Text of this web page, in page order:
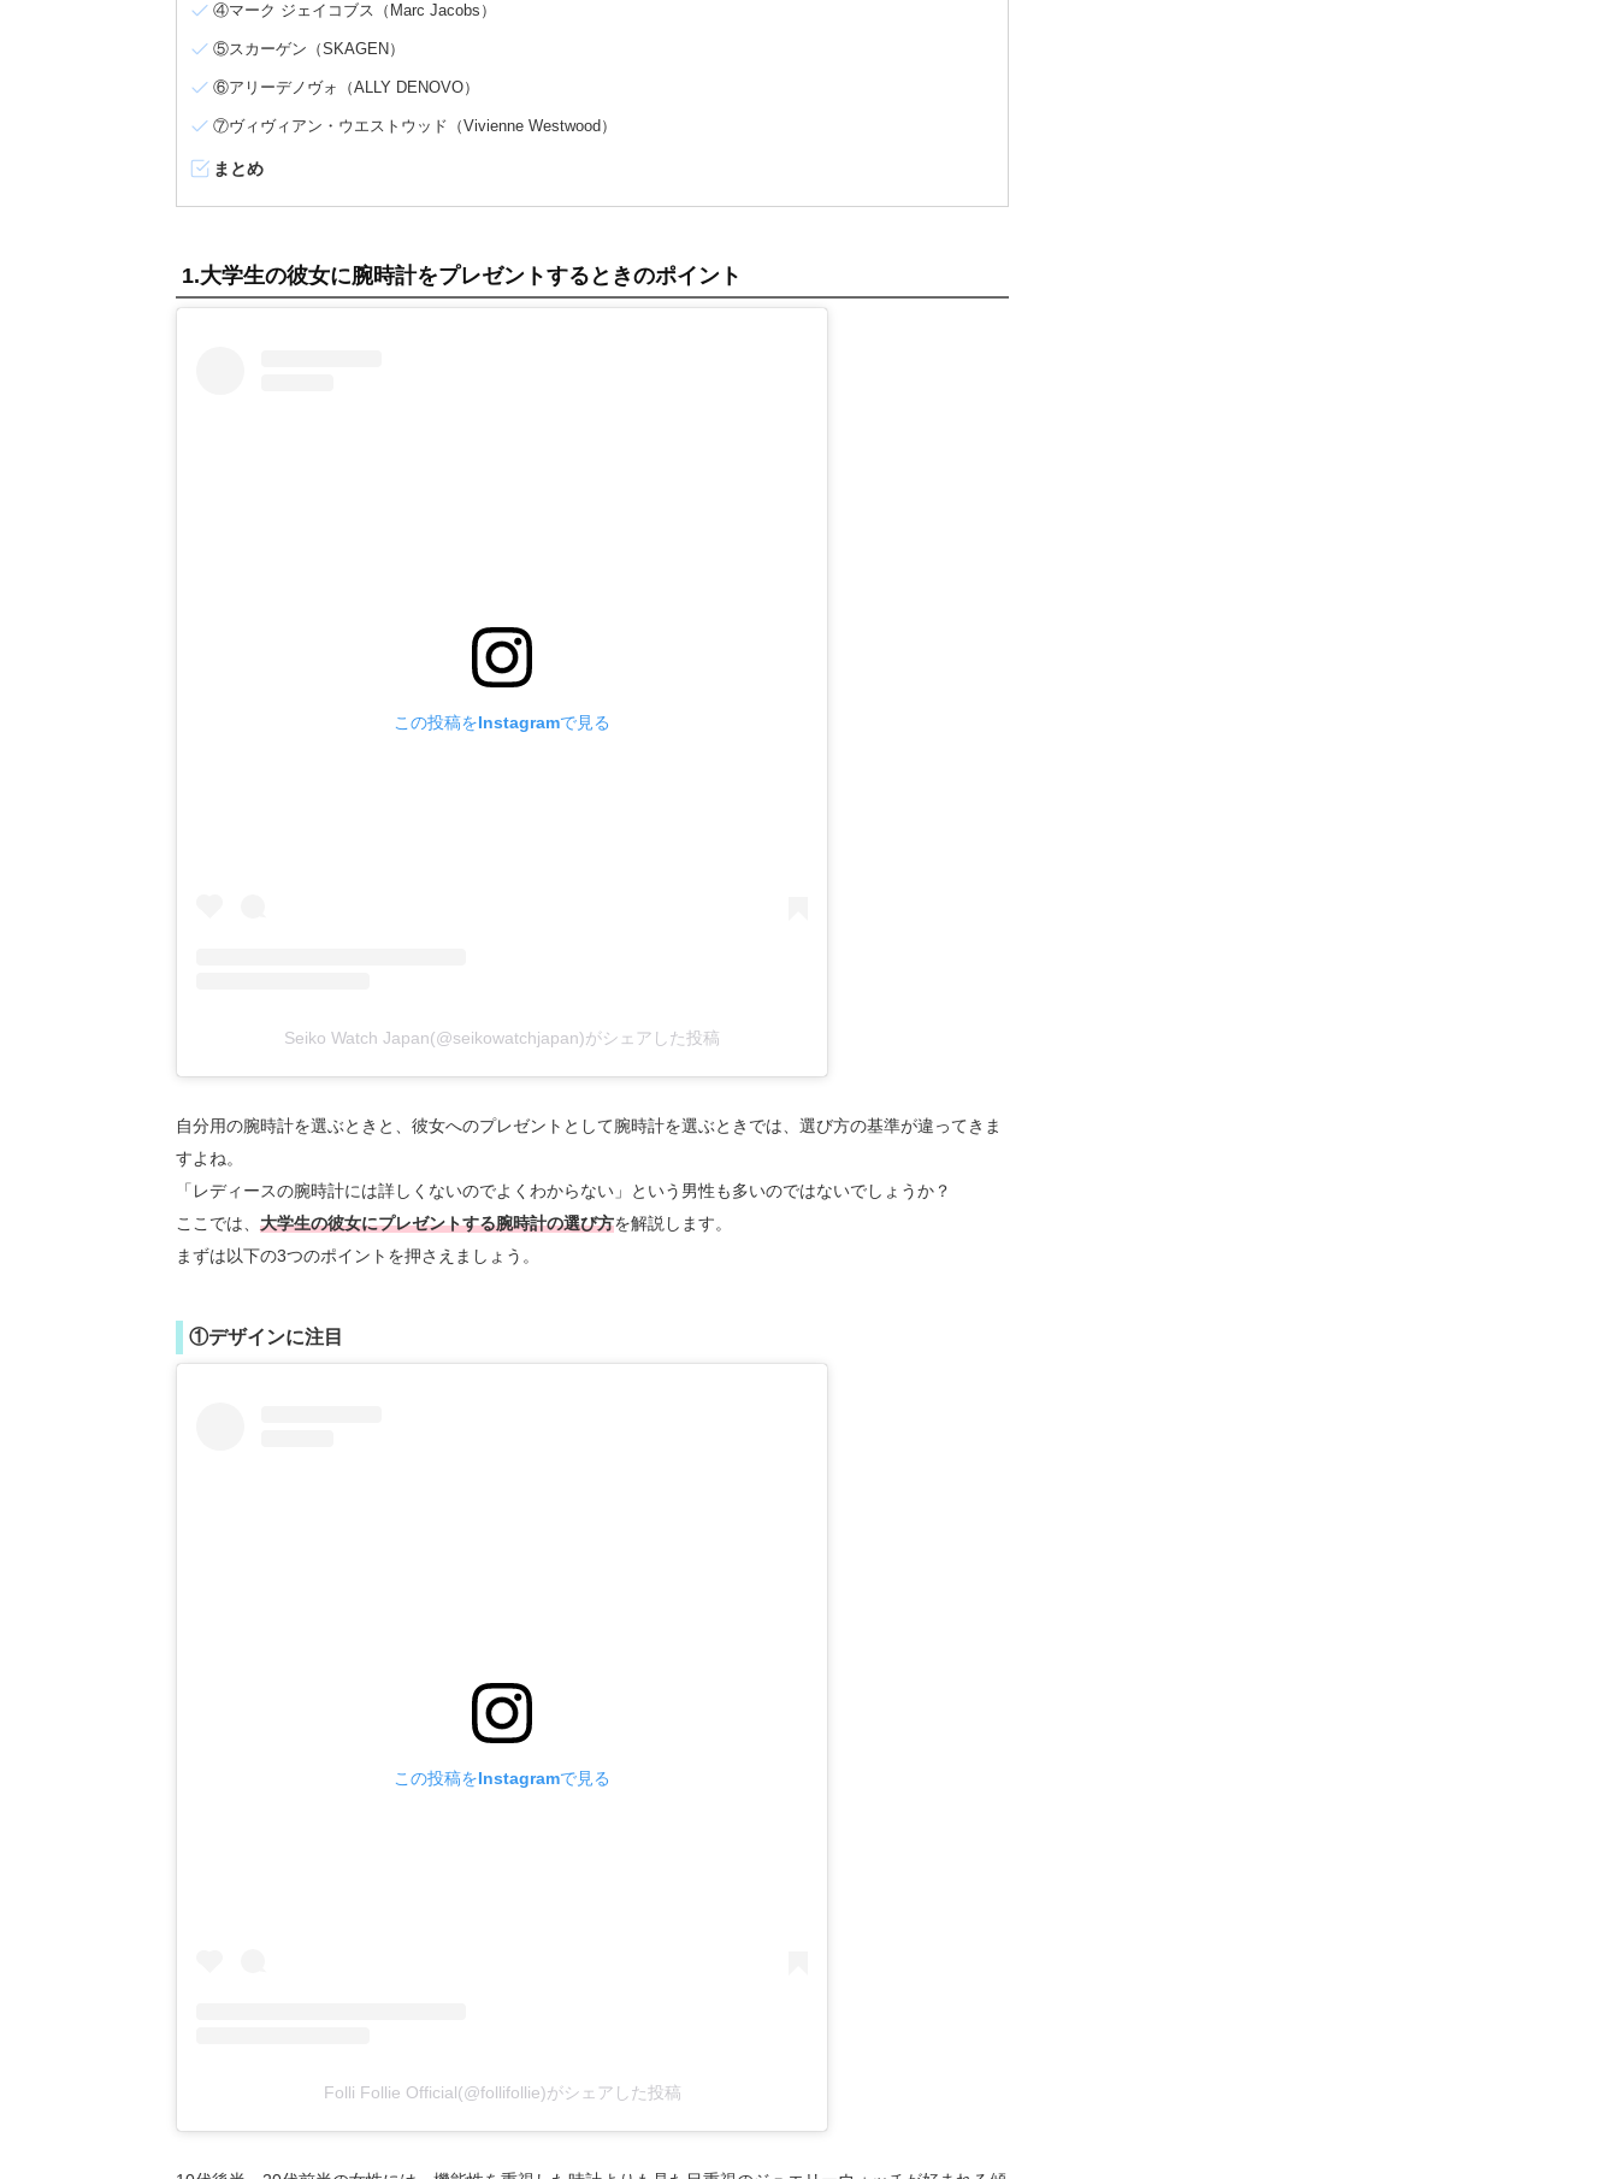
④マーク ジェイコブス（Marc Jacobs）
⑤スカーゲン（SKAGEN）
⑥アリーデノヴォ（ALLY DENOVO）
⑦ヴィヴィアン・ウエストウッド（Vivienne Westwood）
まとめ
1.大学生の彼女に腕時計をプレゼントするときのポイント
この投稿をInstagramで見る
Seiko Watch Japan(@seikowatchjapan)がシェアした投稿
自分用の腕時計を選ぶときと、彼女へのプレゼントとして腕時計を選ぶときでは、選び方の基準が違ってきま
すよね。
「レディースの腕時計には詳しくないのでよくわからない」という男性も多いのではないでしょうか？
ここでは、大学生の彼女にプレゼントする腕時計の選び方を解説します。
まずは以下の3つのポイントを押さえましょう。
①デザインに注目
この投稿をInstagramで見る
Folli Follie Official(@follifollie)がシェアした投稿